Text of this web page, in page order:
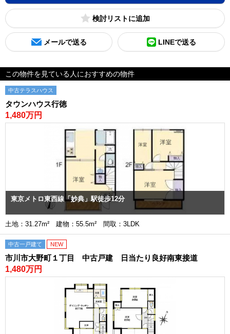
検討リスト
メールで送る LINEで送る
この物件を見ている人におすすめの物件
中古テラスハウス
タウンハウス行徳
1,480万円
東京メトロ東西線「妙典」駅徒歩12分
土地：31.27m² 建物：55.5m² 間取：3LDK
中古一戸建て NEW
市川市大野町１丁目 中古戸建 日当たり良好南東接道
1,480万円